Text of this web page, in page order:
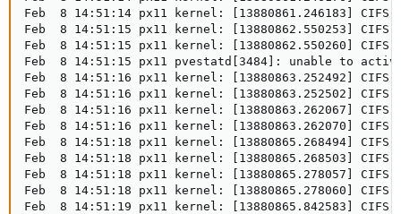
Feb  8 14:51:14 px11 kernel: [13880861.246183]
Feb  8 14:51:15 px11 kernel: [13880862.550253] CIFS:
Feb  8 14:51:15 px11 kernel: [13880862.550260]
Feb  8 14:51:15 px11 pvestatd[3484]: unable to
Feb  8 14:51:16 px11 kernel: [13880863.252492] CIFS:
Feb  8 14:51:16 px11 kernel: [13880863.252502]
Feb  8 14:51:16 px11 kernel: [13880863.262067] CIFS:
Feb  8 14:51:16 px11 kernel: [13880863.262070]
Feb  8 14:51:18 px11 kernel: [13880865.268494] CIFS:
Feb  8 14:51:18 px11 kernel: [13880865.268503]
Feb  8 14:51:18 px11 kernel: [13880865.278057] CIFS:
Feb  8 14:51:18 px11 kernel: [13880865.278060]
Feb  8 14:51:19 px11 kernel: [13880865.842583] CIFS: